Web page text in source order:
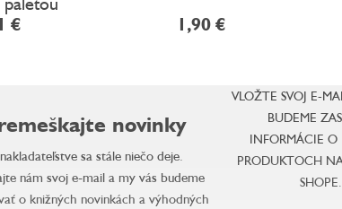
€
1,90 €
novinky
sa stále niečo deje.
nám svoj e-mail a my vás budeme
o knižných novinkách a výhodných
VLOŽTE SVOJ E-
BUDEME
INFORMÁCIE O
PRODUKTOCH
SHOPE.